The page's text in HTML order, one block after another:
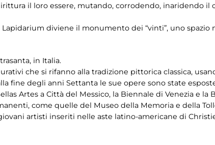
il loro essere, mutando, corrodendo, inaridendo il
diviene il monumento dei “vinti”, uno spazio
in Italia.
che si rifanno alla tradizione pittorica classica,
fine degli anni Settanta le sue opere sono state
Artes a Città del Messico, la Biennale di Venezia e la
come quelle del Museo della Memoria e della
artisti inseriti nelle aste latino-americane di